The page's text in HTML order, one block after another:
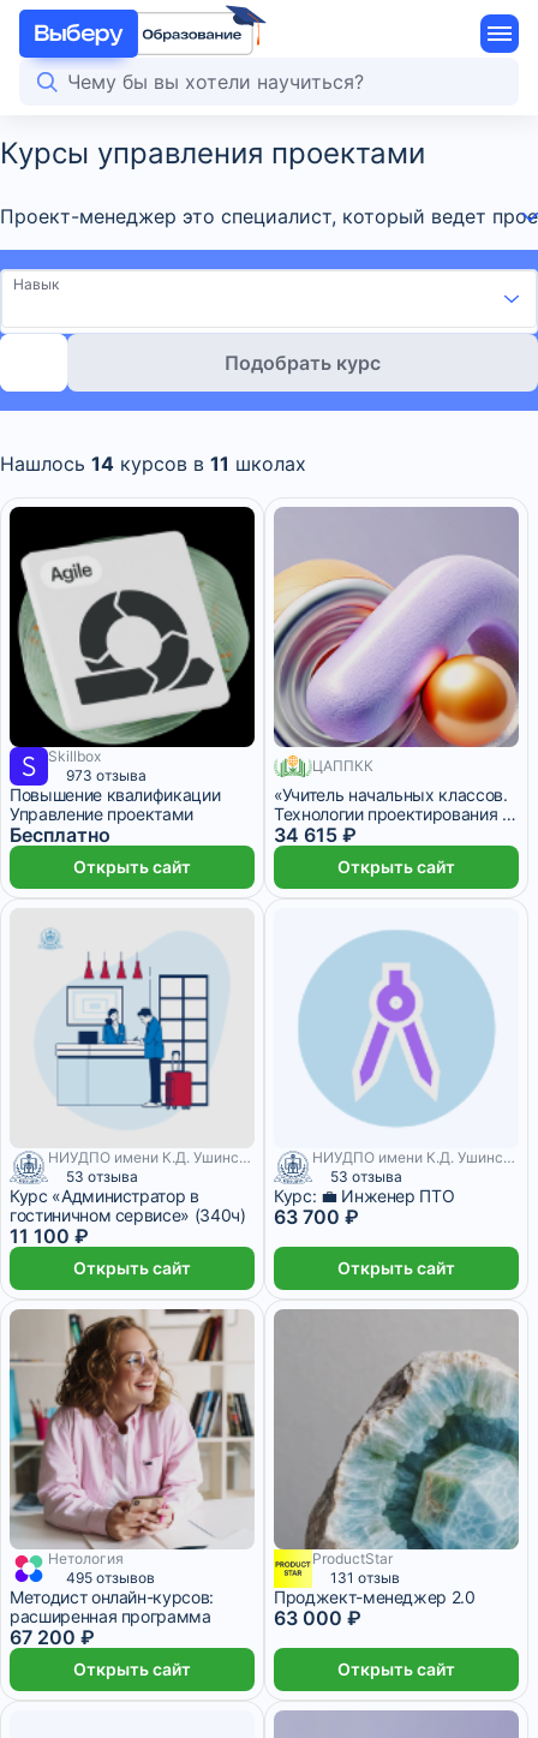
Курсы управления проектами
Проект-менеджер это специалист, который ведет
Навык
Подобрать курс
Нашлось 14 курсов в 11 школах
6 месяцев
Skillbox
973 отзыва
Повышение квалификации
Управление проектами
Бесплатно
Открыть сайт
710 месяцев
ЦАППКК
«Учитель начальных классов.
Технологии проектирования и
реализации учебного
процесса в начальной школе с
учетом требований ФГОС» с
присвоением квалификации
34 615 ₽
Открыть сайт
НИУДПО имени К.Д. Ушинского
53 отзыва
Курс «Администратор в
гостиничном сервисе» (340ч)
11 100 ₽
Открыть сайт
НИУДПО имени К.Д. Ушинского
53 отзыва
Курс: 💼 Инженер ПТО
63 700 ₽
Открыть сайт
3 109 ₽/мес 6 месяцев
Нетология
495 отзывов
Методист онлайн-курсов:
расширенная программа
67 200 ₽
Открыть сайт
ProductStar
131 отзыв
Проджект-менеджер 2.0
63 000 ₽
Открыть сайт